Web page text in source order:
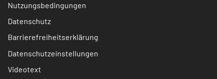
Nutzungsbedingungen
Datenschutz
Barrierefreiheitserklärung
Datenschutzeinstellungen
Videotext